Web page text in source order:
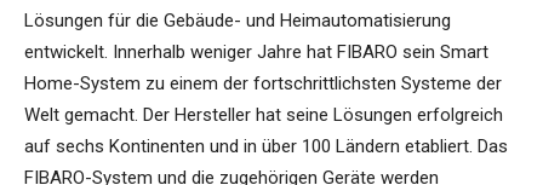
Lösungen für die Gebäude- und Heimautomatisierung
entwickelt. Innerhalb weniger Jahre hat FIBARO sein Smart
Home-System zu einem der fortschrittlichsten Systeme der
Welt gemacht. Der Hersteller hat seine Lösungen erfolgreich
auf sechs Kontinenten und in über 100 Ländern etabliert. Das
FIBARO-System und die zugehörigen Geräte werden